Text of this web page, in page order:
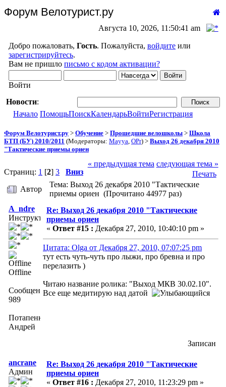
Форум Велотурист.ру
Августа 10, 2026, 11:50:41 am
Добро пожаловать, Гость. Пожалуйста, войдите или
зарегистрируйтесь.
Вам не пришло письмо с кодом активации?
Войти
Новости:
Начало ПомощьПоискКалендарьВойтиРегистрация
Форум Велотурист.ру > Обучение > Прошедшие велошколы > Школа
БТП (БУ) 2010/2011 (Модераторы: Mayya OPr) > Выход 26 декабря 2010
"Тактические приемы ориен
Страниц: 1 [2] 3 Вниз
« предыдущая тема следующая тема »
Печать
Автор
Тема: Выход 26 декабря 2010 "Тактические
приемы ориен (Прочитано 44977 раз)
A_ndre
Инструктор
Offline
Сообщений:
989
Потапенко
Андрей
Re: Выход 26 декабря 2010 "Тактические
приемы ориен
« Ответ #15 : Декабря 27, 2010, 10:40:10 pm »
Цитата: Olga от Декабря 27, 2010, 07:07:25 pm
тут есть чуть-чуть про лыжи, про бревна и про
перелазить )
Читаю название ролика: "Выход МКВ 30.02.10".
Все еще медитирую над датой
Записан
ancrane
Админ
Re: Выход 26 декабря 2010 "Тактические
приемы ориен
« Ответ #16 : Декабря 27, 2010, 11:23:29 pm »